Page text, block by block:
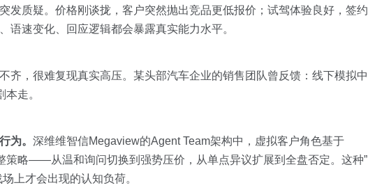
发质疑。价格刚谈拢，客户突然抛出竞品更低报价；试驾体验良好，签约
速变化、回应逻辑都会暴露真实能力水平。
齐，很难复现真实高压。某头部汽车企业的销售团队曾反馈：线下模拟中
走。
为。 深维维智信Megaview的Agent Team架构中，虚拟客户角色基于
策略——从温和询问切换到强势压价，从单点异议扩展到全盘否定。这种”
上才会出现的认知负荷。